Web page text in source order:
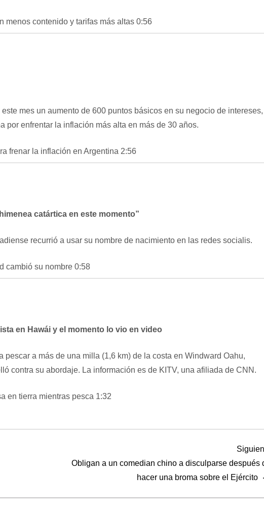
menos contenido y tarifas más altas 0:56
mes un aumento de 600 puntos básicos en su negocio de intereses,
por enfrentar la inflación más alta en más de 30 años.
frenar la inflación en Argentina 2:56
catártica en este momento”
recurrió a usar su nombre de nacimiento en las redes socialis.
cambió su nombre 0:58
en Hawái y el momento lo vio en video
pescar a más de una milla (1,6 km) de la costa en Windward Oahu,
contra su abordaje. La información es de KITV, una afiliada de CNN.
en tierra mientras pesca 1:32
Obligan a un comedian chino a disculparse después
hacer una broma sobre el Ejército